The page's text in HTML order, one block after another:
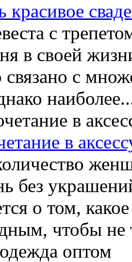
красивое
с
в своей
связано с
в
без
о том,
чтобы не